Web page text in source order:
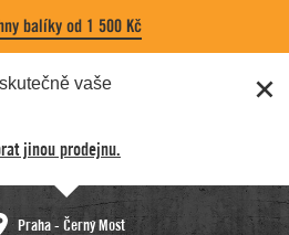
balíky od 1 500 Kč
skutečně vaše
jinou prodejnu.
Praha - Černý Most